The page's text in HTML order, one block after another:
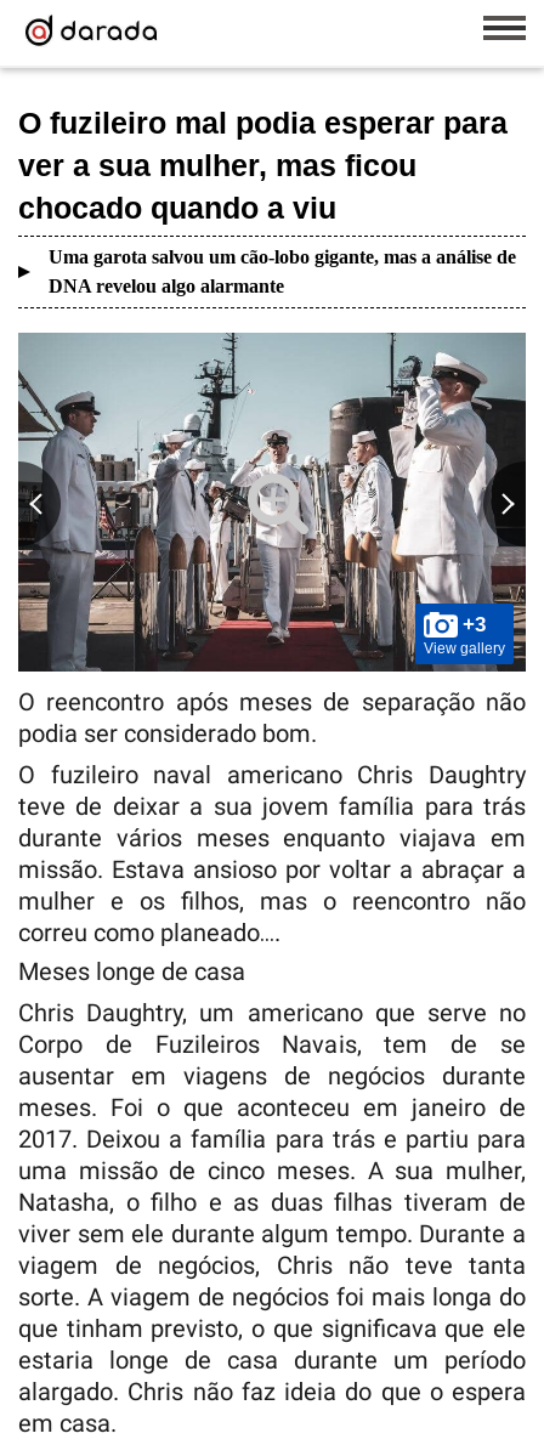
O fuzileiro mal podia esperar para
ver a sua mulher, mas ficou
chocado quando a viu
Uma garota salvou um cão-lobo gigante, mas a análise de
DNA revelou algo alarmante
+3
View gallery
O reencontro após meses de separação não
podia ser considerado bom.
O fuzileiro naval americano Chris Daughtry
teve de deixar a sua jovem família para trás
durante vários meses enquanto viajava em
missão. Estava ansioso por voltar a abraçar a
mulher e os filhos, mas o reencontro não
correu como planeado….
Meses longe de casa
Chris Daughtry, um americano que serve no
Corpo de Fuzileiros Navais, tem de se
ausentar em viagens de negócios durante
meses. Foi o que aconteceu em janeiro de
2017. Deixou a família para trás e partiu para
uma missão de cinco meses. A sua mulher,
Natasha, o filho e as duas filhas tiveram de
viver sem ele durante algum tempo. Durante a
viagem de negócios, Chris não teve tanta
sorte. A viagem de negócios foi mais longa do
que tinham previsto, o que significava que ele
estaria longe de casa durante um período
alargado. Chris não faz ideia do que o espera
em casa.